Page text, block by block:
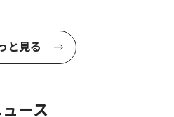
と見る
ース